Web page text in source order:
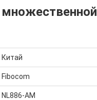
множественной
Китай
Fibocom
NL886-AM